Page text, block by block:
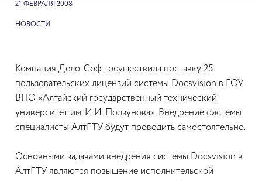
21 ФЕВРАЛЯ 2008
НОВОСТИ
Компания Дело-Софт осуществила поставку 25
пользовательских лицензий системы Docsvision в ГОУ
ВПО «Алтайский государственный технический
университет им. И.И. Ползунова». Внедрение системы
специалисты АлтГТУ будут проводить самостоятельно.
Основными задачами внедрения системы Docsvision в
АлтГТУ являются повышение исполнительской